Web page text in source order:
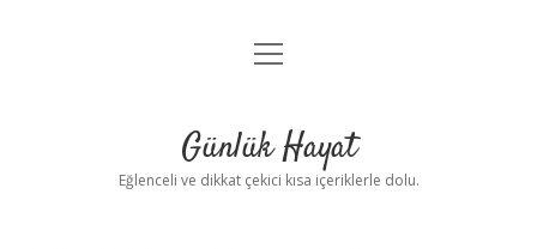
Anasayfa
Yasal Uyarı
menüyü
Günlük Hayat
Eğlenceli ve dikkat çekici kısa içeriklerle dolu.